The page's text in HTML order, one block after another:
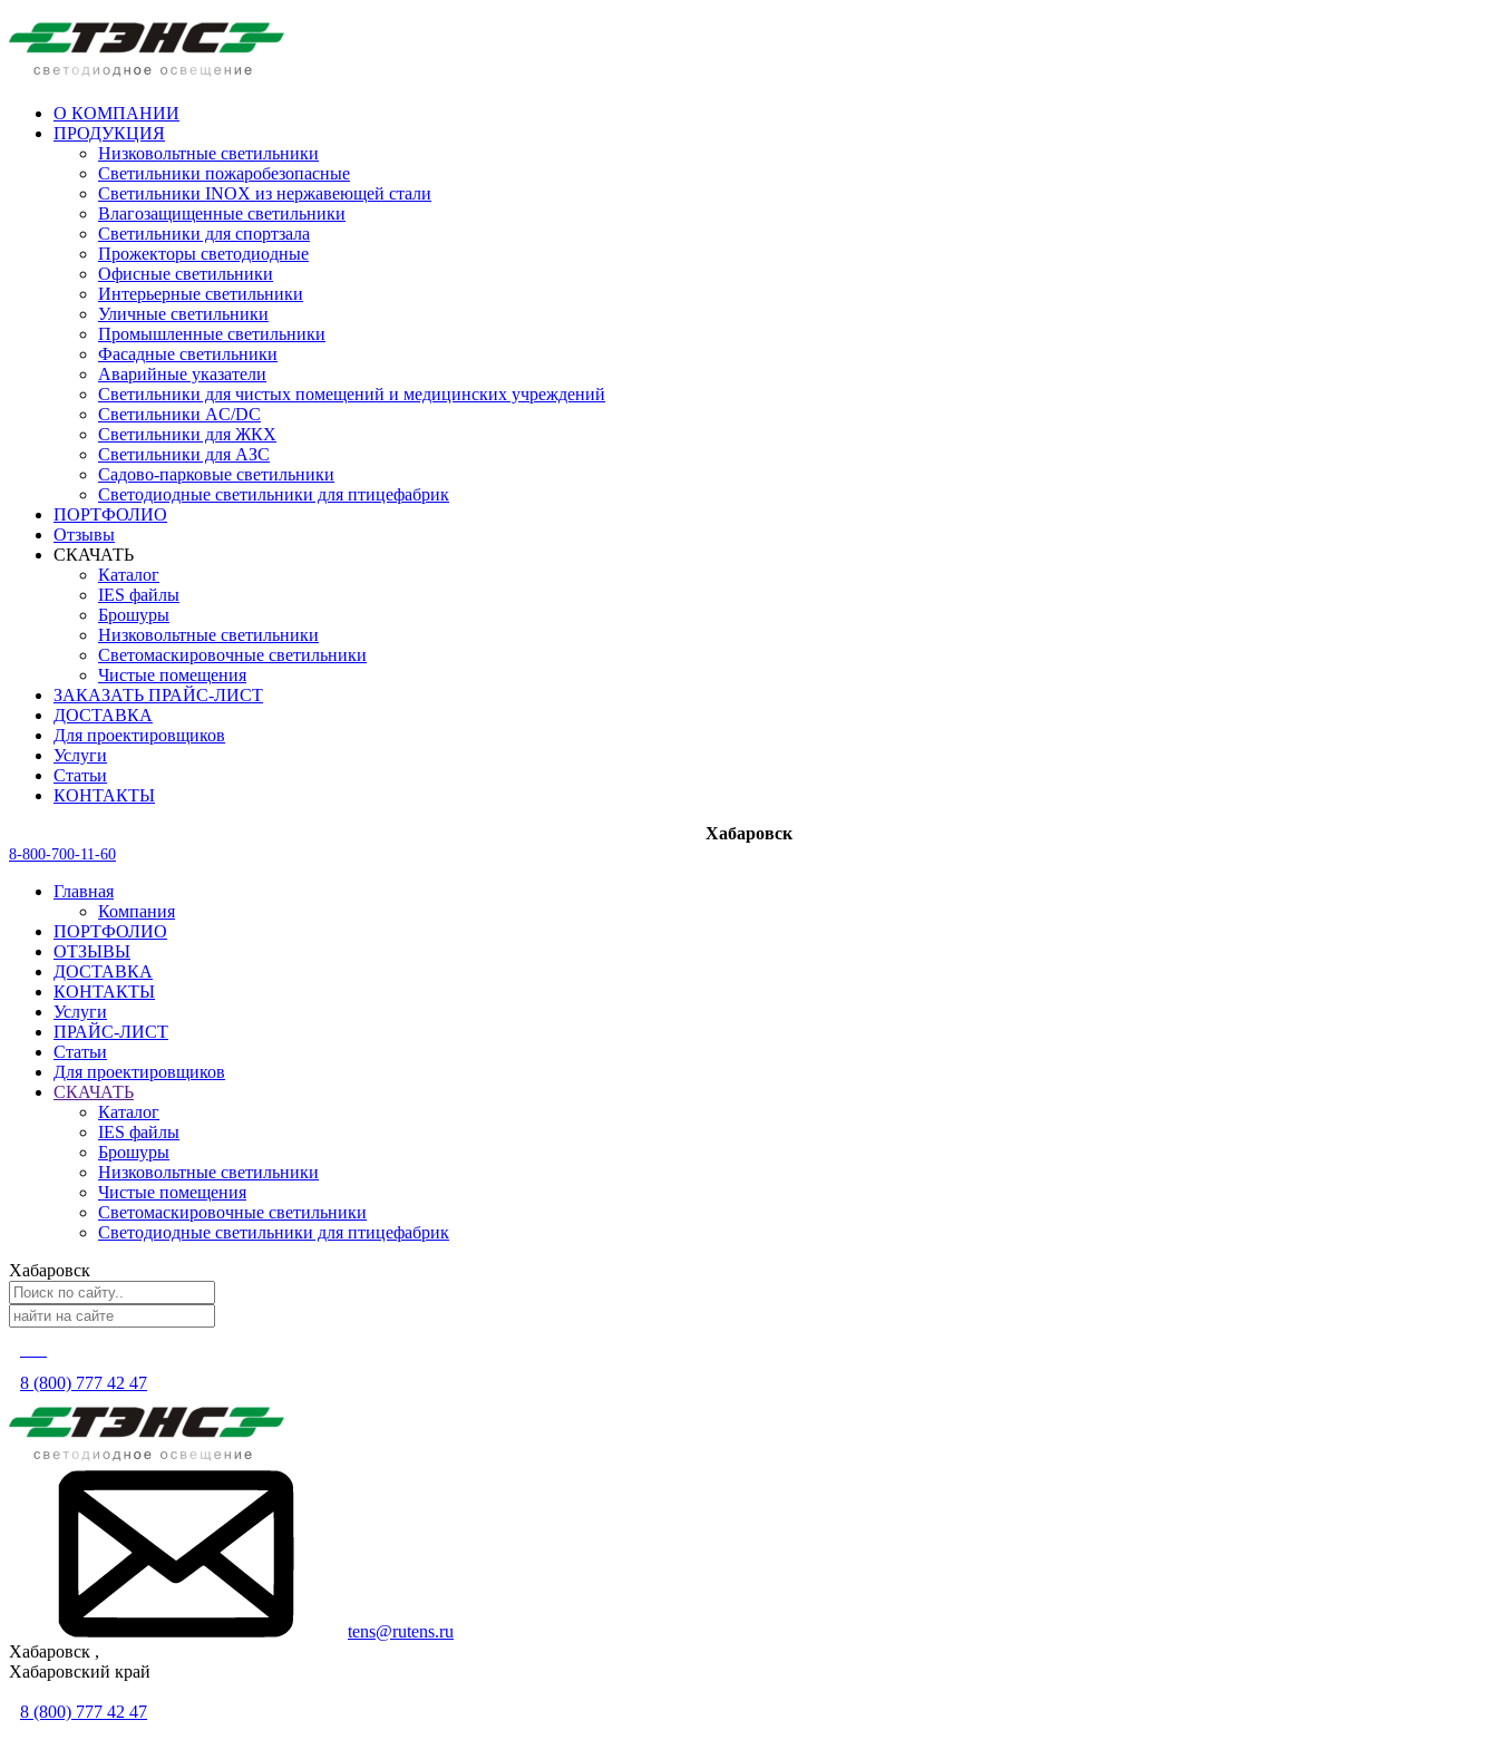
О КОМПАНИИ
ПРОДУКЦИЯ
Низковольтные светильники
Cветильники пожаробезопасные
Светильники INOX из нержавеющей стали
Влагозащищенные светильники
Светильники для спортзала
Прожекторы светодиодные
Офисные светильники
Интерьерные светильники
Уличные светильники
Промышленные светильники
Фасадные светильники
Аварийные указатели
Светильники для чистых помещений и медицинских учреждений
Светильники AC/DC
Светильники для ЖКХ
Светильники для АЗС
Садово-парковые светильники
Светодиодные светильники для птицефабрик
ПОРТФОЛИО
Отзывы
СКАЧАТЬ
Каталог
IES файлы
Брошуры
Низковольтные светильники
Светомаскировочные светильники
Чистые помещения
ЗАКАЗАТЬ ПРАЙС-ЛИСТ
ДОСТАВКА
Для проектировщиков
Услуги
Статьи
КОНТАКТЫ
Хабаровск
8-800-700-11-60
Главная
Компания
ПОРТФОЛИО
ОТЗЫВЫ
ДОСТАВКА
КОНТАКТЫ
Услуги
ПРАЙС-ЛИСТ
Статьи
Для проектировщиков
СКАЧАТЬ
Каталог
IES файлы
Брошуры
Низковольтные светильники
Чистые помещения
Светомаскировочные светильники
Светодиодные светильники для птицефабрик
Хабаровск
8 (800) 777 42 47
tens@rutens.ru
Хабаровск ,
Хабаровский край
8 (800) 777 42 47